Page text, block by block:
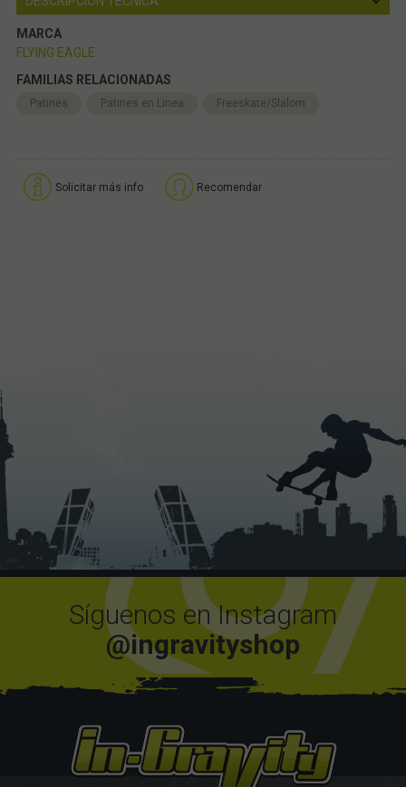
MARCA
FLYING EAGLE
FAMILIAS RELACIONADAS
Patines Patines en Linea Freeskate/Slalom
Solicitar más info Recomendar
Síguenos en Instagram
@ingravityshop